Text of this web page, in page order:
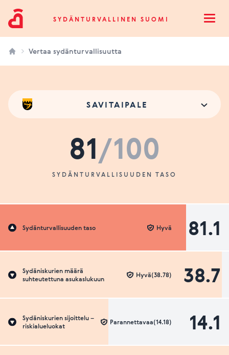
Sydänturvallinen SuomiSYDÄNTURVALLINEN SUOMI
Vertaa sydänturvallisuutta
SAVITAIPALE
81/100
SYDÄNTURVALLISUUDEN TASO
Sydänturvallisuuden taso 81.1
Hyvä
Sydäniskurien määrä
suhteutettuna asukaslukuun
38.7
Hyvä(38.78)
Sydäniskurien sijoittelu –
riskialueluokat
14.1
Parannettavaa(14.18)